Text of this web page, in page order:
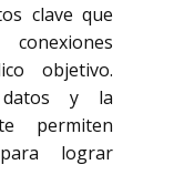
clave que
objetivo.
datos y la
permiten
lograr